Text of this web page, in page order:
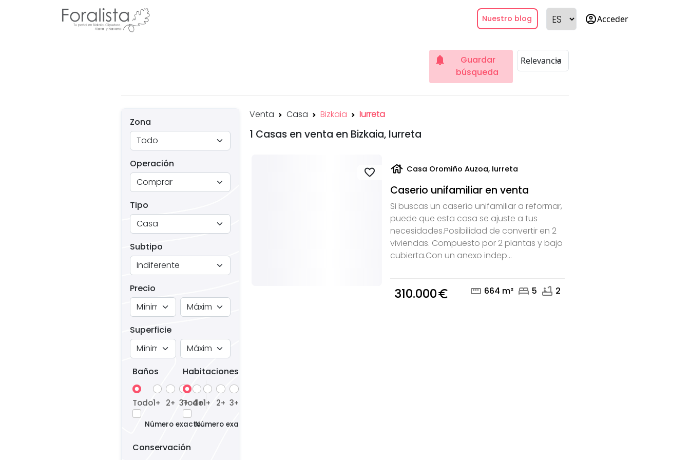
Nuestro blog account_circleAcceder
notifications
Guardar
búsqueda
Zona
Operación
Tipo
Subtipo
Precio
Superficie
Baños
Todo1+ 2+ 3+ 4+
Número exacto
Habitaciones
Todo1+ 2+ 3+
Número exacto
Conservación
Venta Casa Bizkaia Iurreta
1 Casas en venta en Bizkaia, Iurreta
favorite
phone
house Casa Oromiño Auzoa, Iurreta
Caserio unifamiliar en venta
Si buscas un caserío unifamiliar a reformar,
puede que esta casa se ajuste a tus
necesidades.Posibilidad de convertir en 2
viviendas. Compuesto por 2 plantas y bajo
cubierta.Con un anexo indep...
310.000euro_symbol straighten 664 m² bed 5 bathtub 2